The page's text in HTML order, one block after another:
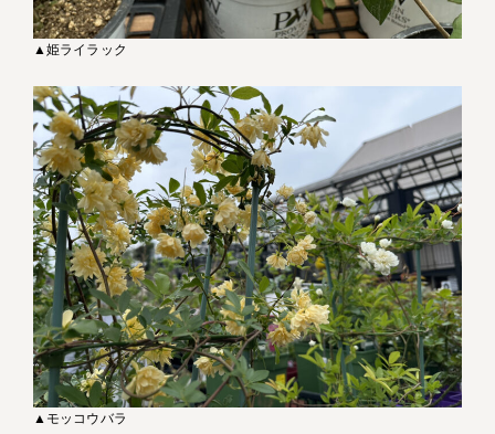
▲姫ライラック
▲モッコウバラ